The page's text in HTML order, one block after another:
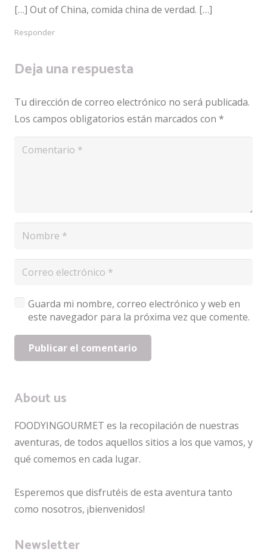
[…] Out of China, comida china de verdad. […]
Responder
Deja una respuesta
Tu dirección de correo electrónico no será publicada.
Los campos obligatorios están marcados con *
Guarda mi nombre, correo electrónico y web en
este navegador para la próxima vez que comente.
Publicar el comentario
About us
FOODYINGOURMET es la recopilación de nuestras
aventuras, de todos aquellos sitios a los que vamos, y
qué comemos en cada lugar.
Esperemos que disfrutéis de esta aventura tanto
como nosotros, ¡bienvenidos!
Newsletter